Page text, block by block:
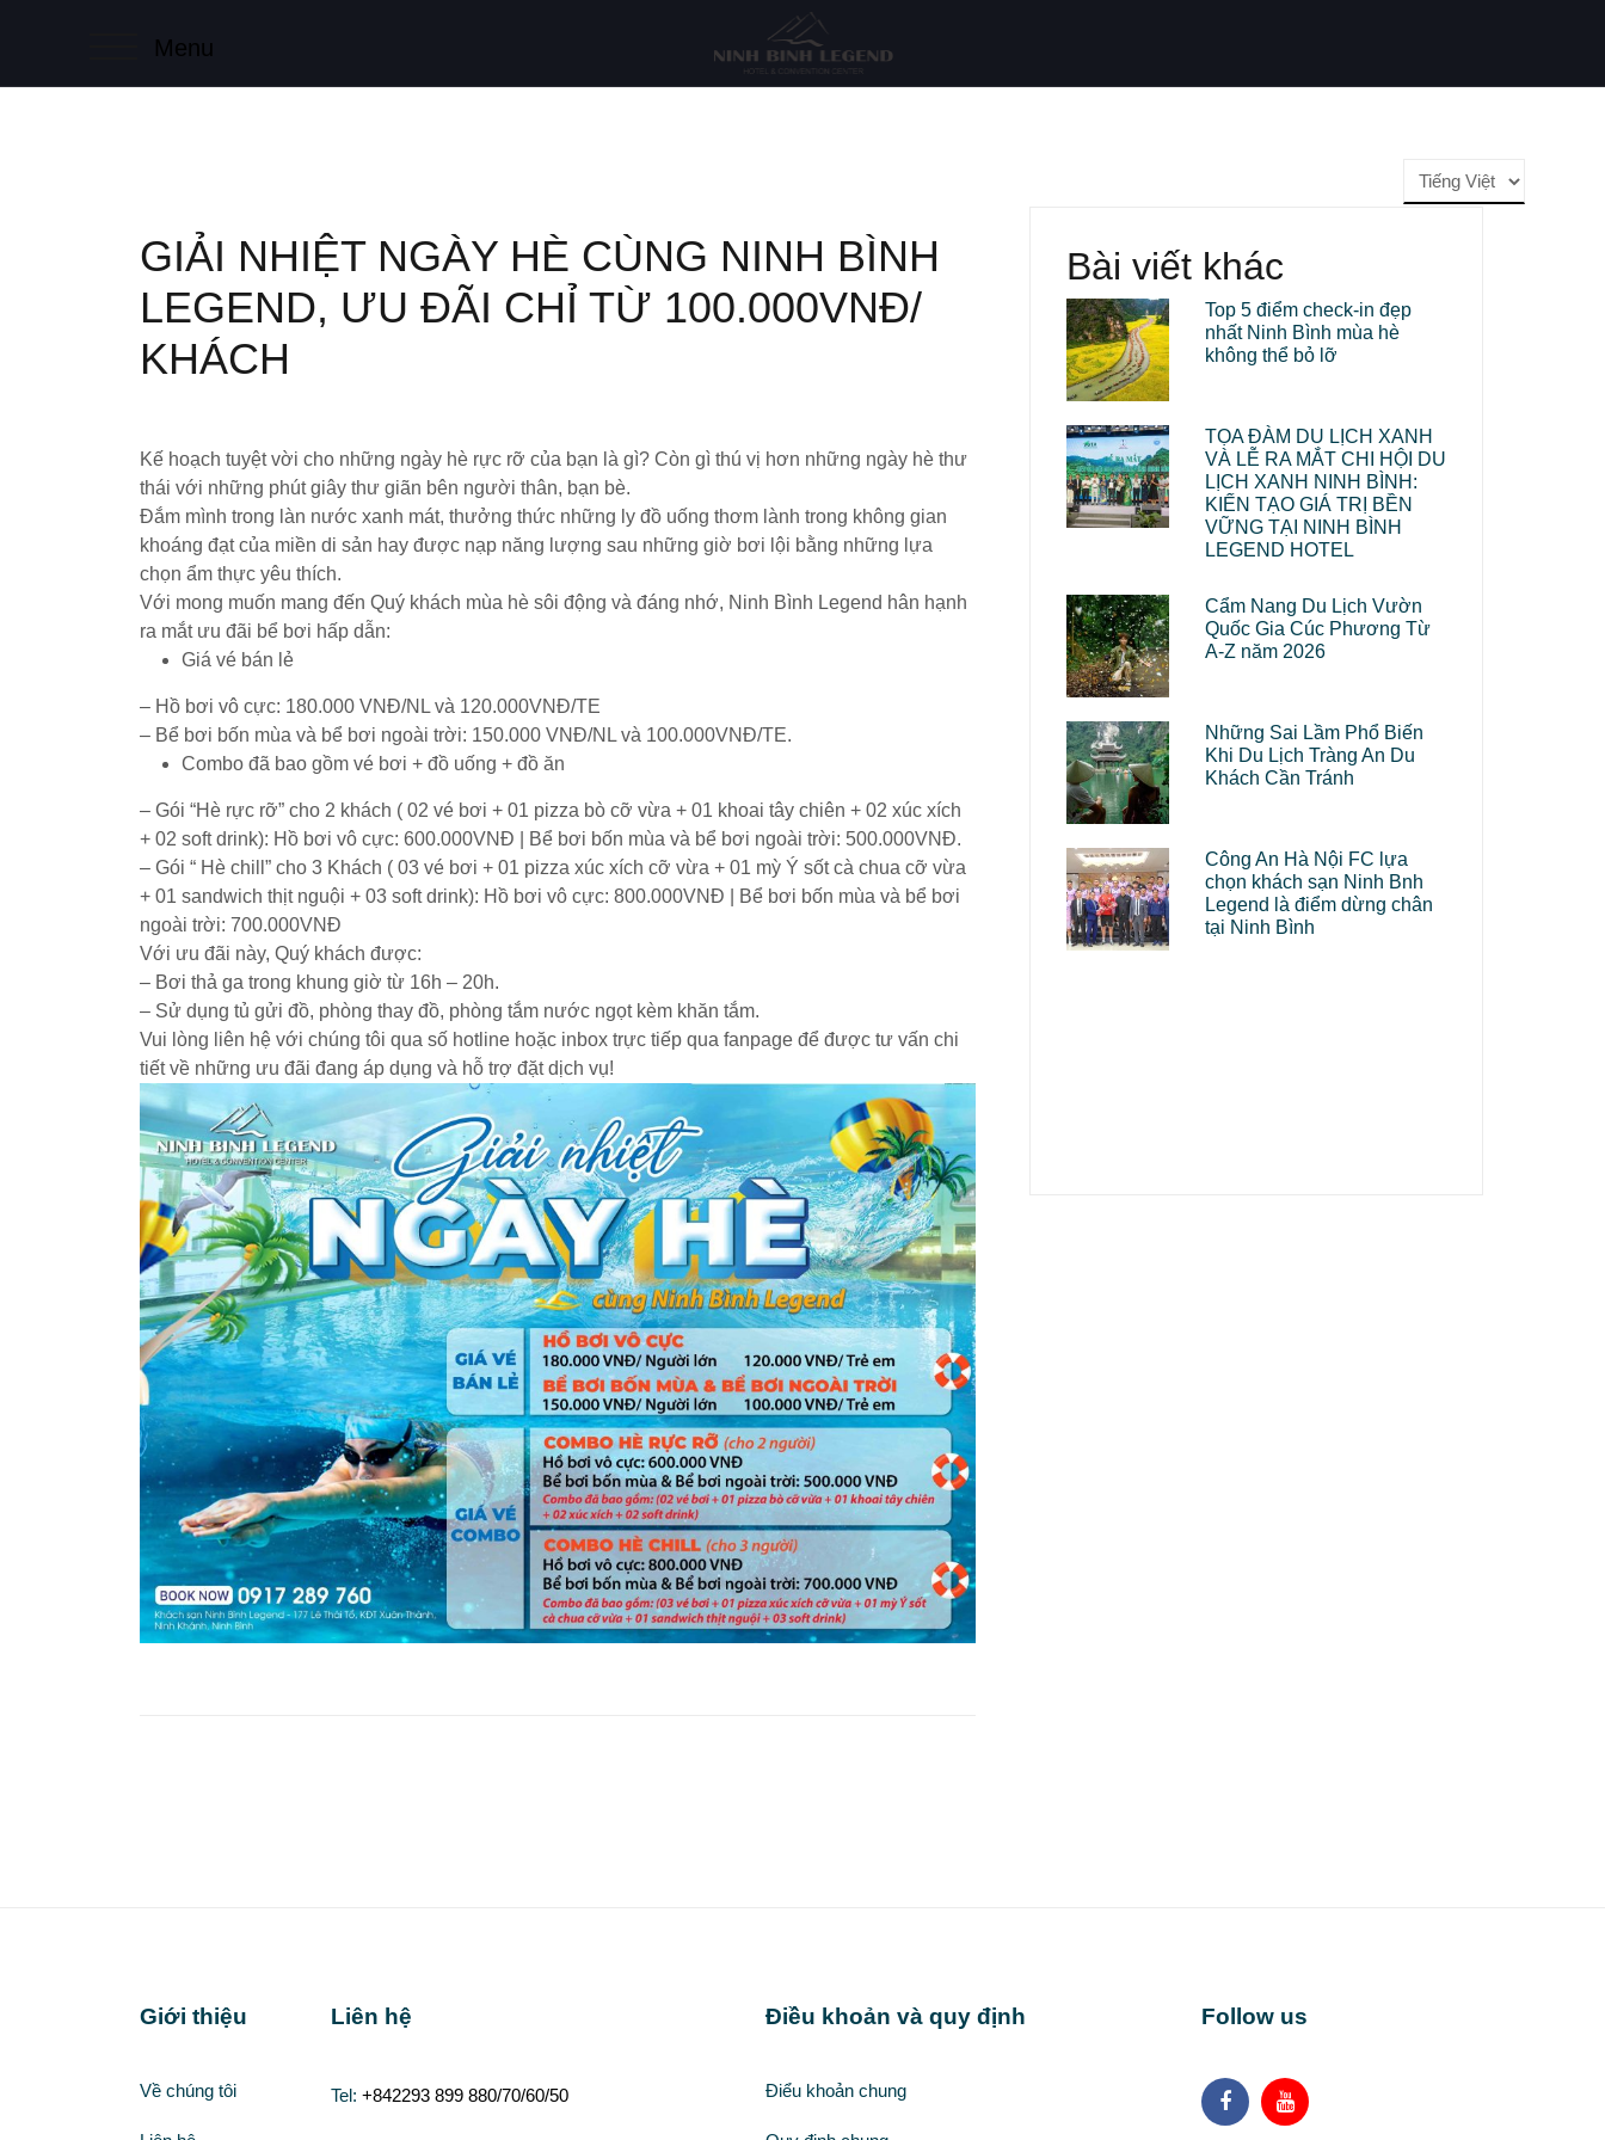
NÚT BẬT MENU CHO DI ĐỘNG
Menu
GIẢI NHIỆT NGÀY HÈ CÙNG NINH BÌNH
LEGEND, ƯU ĐÃI CHỈ TỪ 100.000VNĐ/
KHÁCH​
Kế hoạch tuyệt vời cho những ngày hè rực rỡ của bạn là gì? Còn gì thú vị hơn những ngày hè thư
thái với những phút giây thư giãn bên người thân, bạn bè.
Đắm mình trong làn nước xanh mát, thưởng thức những ly đồ uống thơm lành trong không gian
khoáng đạt của miền di sản hay được nạp năng lượng sau những giờ bơi lội bằng những lựa
chọn ẩm thực yêu thích.
Với mong muốn mang đến Quý khách mùa hè sôi động và đáng nhớ, Ninh Bình Legend hân hạnh
ra mắt ưu đãi bể bơi hấp dẫn:
Giá vé bán lẻ
– Hồ bơi vô cực: 180.000 VNĐ/NL và 120.000VNĐ/TE
– Bể bơi bốn mùa và bể bơi ngoài trời: 150.000 VNĐ/NL và 100.000VNĐ/TE.
Combo đã bao gồm vé bơi + đồ uống + đồ ăn
– Gói “Hè rực rỡ” cho 2 khách ( 02 vé bơi + 01 pizza bò cỡ vừa + 01 khoai tây chiên + 02 xúc xích
+ 02 soft drink): Hồ bơi vô cực: 600.000VNĐ | Bể bơi bốn mùa và bể bơi ngoài trời: 500.000VNĐ.
– Gói “ Hè chill” cho 3 Khách ( 03 vé bơi + 01 pizza xúc xích cỡ vừa + 01 mỳ Ý sốt cà chua cỡ vừa
+ 01 sandwich thịt nguội + 03 soft drink): Hồ bơi vô cực: 800.000VNĐ | Bể bơi bốn mùa và bể bơi
ngoài trời: 700.000VNĐ
Với ưu đãi này, Quý khách được:
– Bơi thả ga trong khung giờ từ 16h – 20h.
– Sử dụng tủ gửi đồ, phòng thay đồ, phòng tắm nước ngọt kèm khăn tắm.
Vui lòng liên hệ với chúng tôi qua số hotline hoặc inbox trực tiếp qua fanpage để được tư vấn chi
tiết về những ưu đãi đang áp dụng và hỗ trợ đặt dịch vụ!
Bài viết khác
Top 5 điểm check-in đẹp
nhất Ninh Bình mùa hè
không thể bỏ lỡ
TỌA ĐÀM DU LỊCH XANH
VÀ LỄ RA MẮT CHI HỘI DU
LỊCH XANH NINH BÌNH:
KIẾN TẠO GIÁ TRỊ BỀN
VỮNG TẠI NINH BÌNH
LEGEND HOTEL
Cẩm Nang Du Lịch Vườn
Quốc Gia Cúc Phương Từ
A-Z năm 2026
Những Sai Lầm Phổ Biến
Khi Du Lịch Tràng An Du
Khách Cần Tránh
Công An Hà Nội FC lựa
chọn khách sạn Ninh Bnh
Legend là điểm dừng chân
tại Ninh Bình
Giới thiệu
Về chúng tôi
Liên hệ
Tel: +842293 899 880/70/60/50
Điều khoản và quy định
Điểu khoản chung
Follow us
Choose